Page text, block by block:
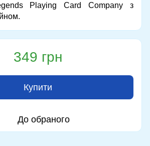
Playing Card Company з
349 грн
Купити
До обраного